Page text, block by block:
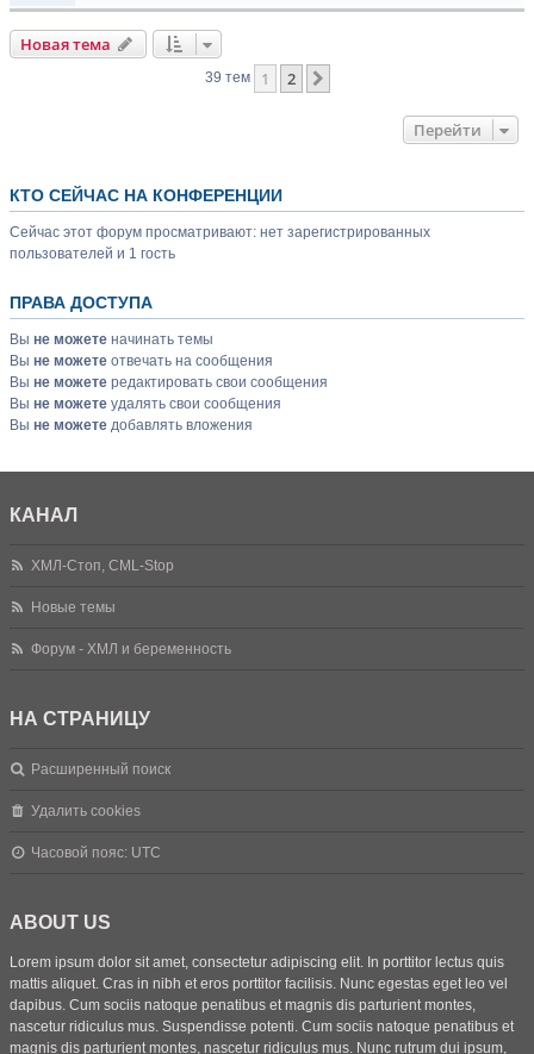
Новая тема
39 тем 1 2
Перейти
КТО СЕЙЧАС НА КОНФЕРЕНЦИИ
Сейчас этот форум просматривают: нет зарегистрированных
пользователей и 1 гость
ПРАВА ДОСТУПА
Вы не можете начинать темы
Вы не можете отвечать на сообщения
Вы не можете редактировать свои сообщения
Вы не можете удалять свои сообщения
Вы не можете добавлять вложения
КАНАЛ
ХМЛ-Стоп, CML-Stop
Новые темы
Форум - ХМЛ и беременность
НА СТРАНИЦУ
Расширенный поиск
Удалить cookies
Часовой пояс: UTC
ABOUT US
Lorem ipsum dolor sit amet, consectetur adipiscing elit. In porttitor lectus quis
mattis aliquet. Cras in nibh et eros porttitor facilisis. Nunc egestas eget leo vel
dapibus. Cum sociis natoque penatibus et magnis dis parturient montes,
nascetur ridiculus mus. Suspendisse potenti. Cum sociis natoque penatibus et
magnis dis parturient montes, nascetur ridiculus mus. Nunc rutrum dui ipsum,